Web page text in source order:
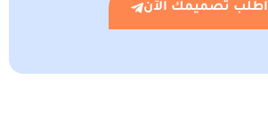
اطلب تصميمك الآن